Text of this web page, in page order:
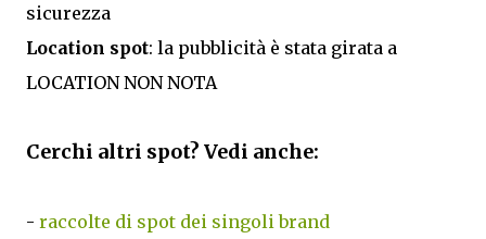
sicurezza
Location spot: la pubblicità è stata girata a
LOCATION NON NOTA
Cerchi altri spot? Vedi anche:
- raccolte di spot dei singoli brand